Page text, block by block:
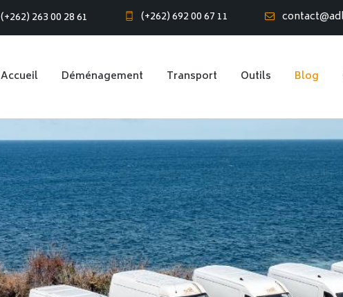
(+262) 263 00 28 61 (+262) 692 00 67 11
Accueil Déménagement Transport Outils Blog